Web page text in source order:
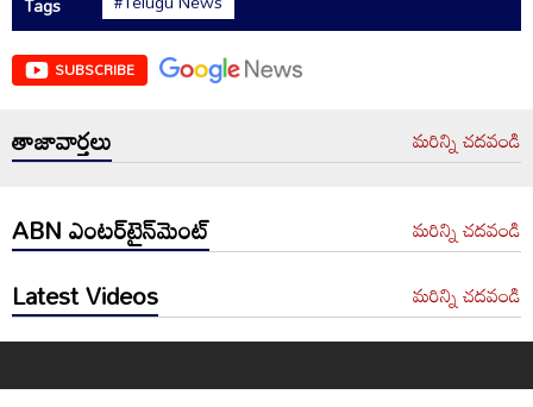
SUBSCRIBE
తాజావార్తలు మరిన్ని చదవండి
ABN ఎంటర్‌టైన్‌మెంట్ మరిన్ని చదవండి
Latest Videos మరిన్ని చదవండి